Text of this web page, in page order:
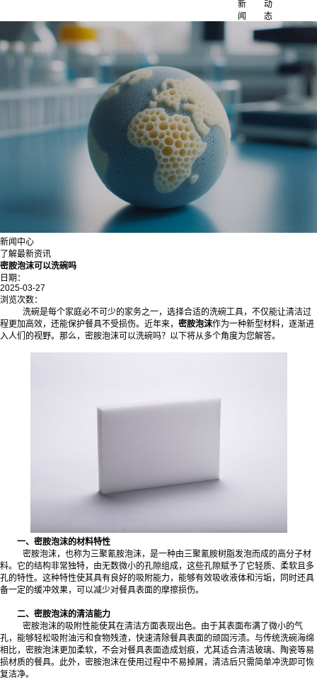
新
闻
动
态
新闻中心
了解最新资讯
密胺泡沫可以洗碗吗
日期：
2025-03-27
浏览次数：
洗碗是每个家庭必不可少的家务之一，选择合适的洗碗工具，不仅能让清洁过
程更加高效，还能保护餐具不受损伤。近年来， 密胺泡沫作为一种新型材料，逐渐进
入人们的视野。那么，密胺泡沫可以洗碗吗？以下将从多个角度为您解答。
一、密胺泡沫的材料特性
密胺泡沫，也称为三聚氰胺泡沫，是一种由三聚氰胺树脂发泡而成的高分子材
料。它的结构非常独特，由无数微小的孔隙组成，这些孔隙赋予了它轻质、柔软且多
孔的特性。这种特性使其具有良好的吸附能力，能够有效吸收液体和污垢，同时还具
备一定的缓冲效果，可以减少对餐具表面的摩擦损伤。
二、密胺泡沫的清洁能力
密胺泡沫的吸附性能使其在清洁方面表现出色。由于其表面布满了微小的气
孔，能够轻松吸附油污和食物残渣，快速清除餐具表面的顽固污渍。与传统洗碗海绵
相比，密胺泡沫更加柔软，不会对餐具表面造成划痕，尤其适合清洁玻璃、陶瓷等易
损材质的餐具。此外，密胺泡沫在使用过程中不易掉屑，清洁后只需简单冲洗即可恢
复洁净。